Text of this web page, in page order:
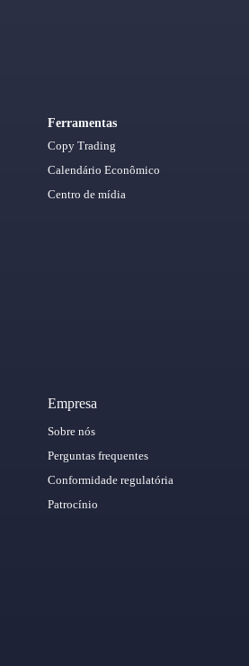
Ferramentas
Copy Trading
Calendário Econômico
Centro de mídia
Empresa
Sobre nós
Perguntas frequentes
Conformidade regulatória
Patrocínio